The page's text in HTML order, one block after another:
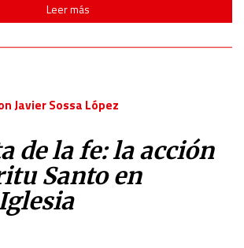
Leer más
Javier Sossa López
de la fe: la acción
Santo en